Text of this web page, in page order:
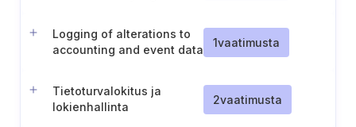
Logging of alterations to
accounting and event data
1vaatimusta
Tietoturvalokitus ja
lokienhallinta
2vaatimusta